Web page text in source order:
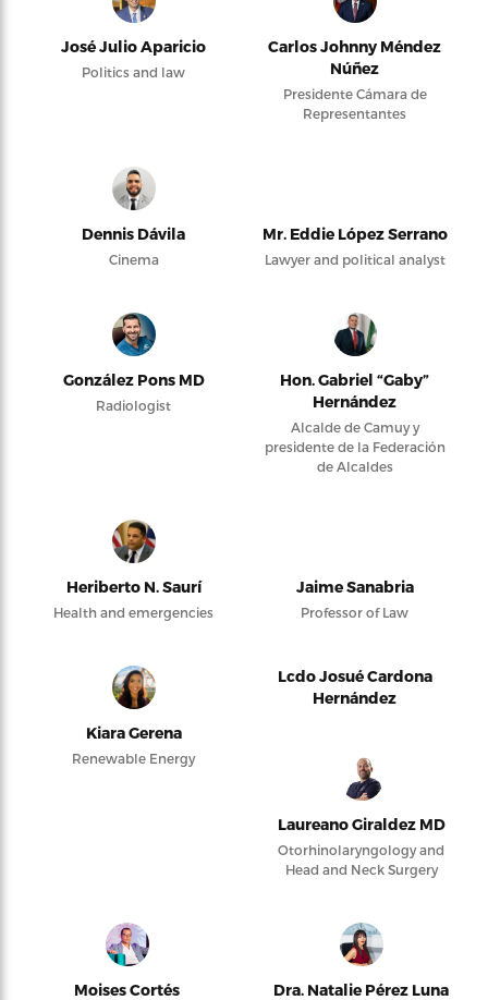
José Julio Aparicio
Politics and law
Carlos Johnny Méndez
Núñez
Presidente Cámara de
Representantes
Dennis Dávila
Cinema
Mr. Eddie López Serrano
Lawyer and political analyst
González Pons MD
Radiologist
Hon. Gabriel “Gaby”
Hernández
Alcalde de Camuy y
presidente de la Federación
de Alcaldes
Heriberto N. Saurí
Health and emergencies
Jaime Sanabria
Professor of Law
Kiara Gerena
Renewable Energy
Lcdo Josué Cardona
Hernández
Laureano Giraldez MD
Otorhinolaryngology and
Head and Neck Surgery
Moises Cortés Dra. Natalie Pérez Luna